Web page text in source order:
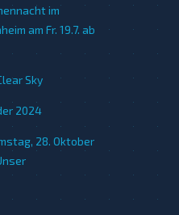
im
am Fr. 19.7. ab
Sky
2024
28. Oktober